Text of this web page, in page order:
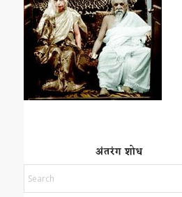
अंतरंग शोध